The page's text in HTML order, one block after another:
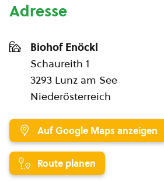
Adresse
Biohof Enöckl
Schaureith 1
3293 Lunz am See
Niederösterreich
Auf Google Maps anzeigen
Route planen